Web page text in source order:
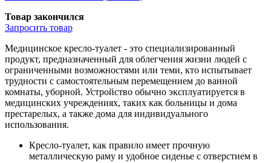
Товар закончился
Запросить товар
Медицинское кресло-туалет - это специализированный
продукт, предназначенный для облегчения жизни людей с
ограниченными возможностями или теми, кто испытывает
трудности с самостоятельным перемещением до ванной
комнаты, уборной. Устройство обычно эксплуатируется в
медицинских учреждениях, таких как больницы и дома
престарелых, а также дома для индивидуального
использования.
Кресло-туалет, как правило имеет прочную
металлическую раму и удобное сиденье с отверстием в